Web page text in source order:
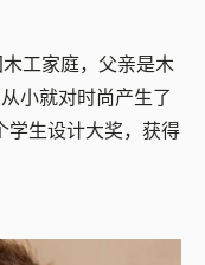
工家庭，父亲是木
小就对时尚产生了
学生设计大奖，获得